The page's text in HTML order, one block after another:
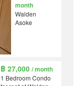
month
Walden
Asoke
฿ 27,000/ month
1 Bedroom Condo